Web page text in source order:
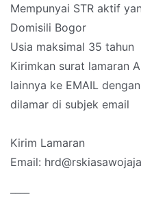
Mempunyai STR aktif
Domisili Bogor
Usia maksimal 35 tahun
Kirimkan surat lamaran
lainnya ke EMAIL
dilamar di subjek email
Kirim Lamaran
Email: